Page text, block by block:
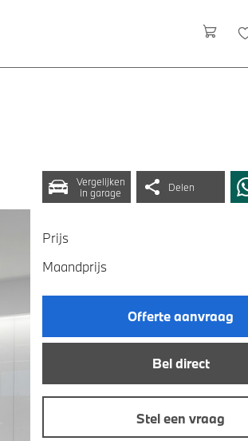
Vergelijken
in garage
Delen
Prijs
Maandprijs
Offerte aanvraag
Bel direct
Stel een vraag